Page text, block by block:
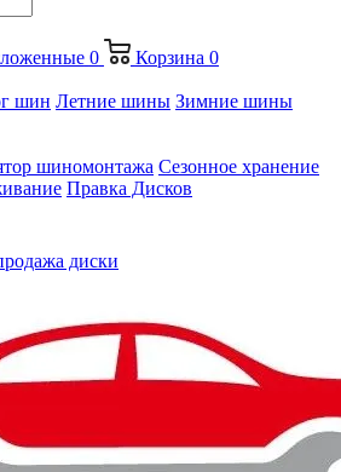
0 Корзина 0
шин Летние шины Зимние шины
шиномонтажа Сезонное хранение
Правка Дисков
диски